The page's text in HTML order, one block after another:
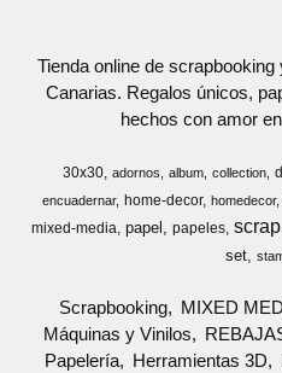
Tienda online de
Canarias. Regalos únicos,
hechos con amor
30x30 adornos album collection
encuadernar
home-decor homedecor
mixed-media papel papeles scrap
set
Scrapbooking MIXED
Máquinas y Vinilos
Papelería
Herramientas 3D